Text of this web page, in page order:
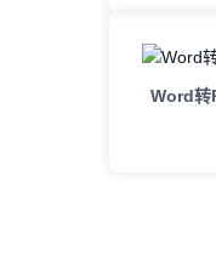
Word转